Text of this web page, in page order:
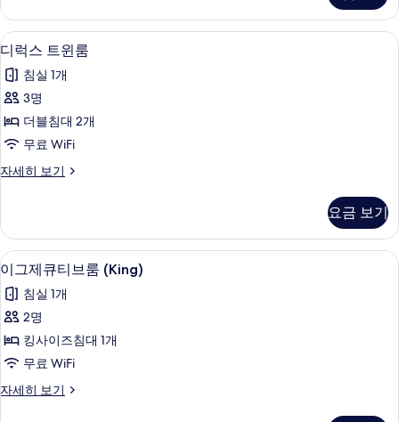
두
보
기
(King)
자
세
히
보
기
디
럭
스
트
윈
사
모
두
보
기
디럭스 트윈룸 | 객실 내 금고, 책상, 방
17
디럭스 트윈룸
침실 1개
3명
더블침대 2개
무료 WiFi
자세히 보기
디
윈
룸
자
세
히
보
요금 보기
이
그
제
큐
티
룸
이그제큐티브룸 (King) | 객실 내 금고,
8
이그제큐티브룸 (King)
침실 1개
2명
킹사이즈침대 1개
무료 WiFi
자세히 보기
이